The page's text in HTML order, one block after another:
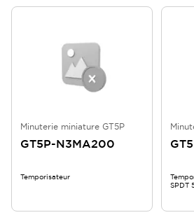
Minuterie miniature GT5P
GT5P-N3MA200
Temporisateur
SPDT